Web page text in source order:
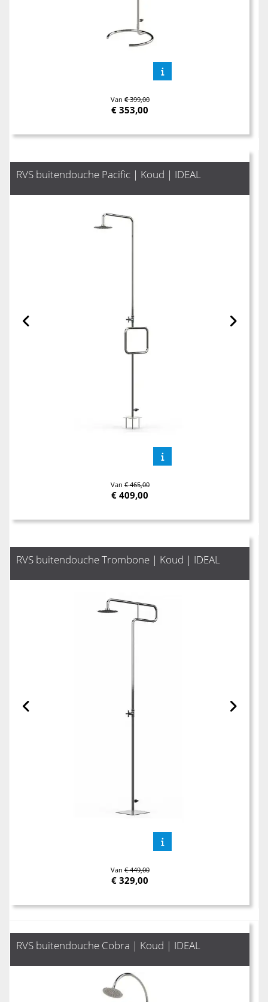
Van€ 399,00
€ 353,00
RVS buitendouche Pacific | Koud | IDEAL
Van€ 465,00
€ 409,00
RVS buitendouche Trombone | Koud | IDEAL
Van€ 449,00
€ 329,00
RVS buitendouche Cobra | Koud | IDEAL